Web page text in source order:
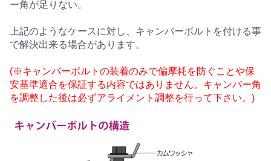
ー角が足りない。
上記のようなケースに対し、キャンバーボルトを付ける事
で解決出来る場合があります。
(※キャンバーボルトの装着のみで偏摩耗を防ぐことや保
安基準適合を保証する内容ではありません。キャンバー角
を調整した後は必ずアライメント調整を行って下さい。)